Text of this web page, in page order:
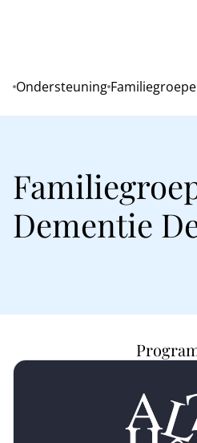
Home
Ondersteuning
Dementie